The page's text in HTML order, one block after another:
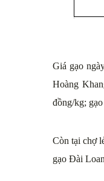
Giá gạo
Hoàng
đồng/kg;
Còn tại chợ
gạo Đài